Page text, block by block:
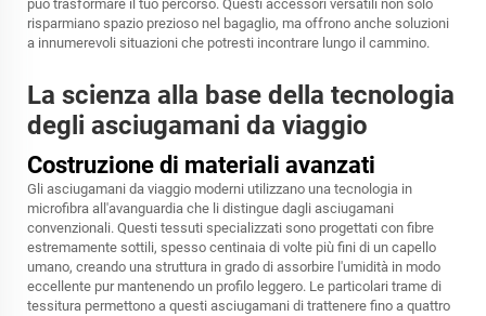
può trasformare il tuo percorso. Questi accessori versatili non solo
risparmiano spazio prezioso nel bagaglio, ma offrono anche soluzioni
a innumerevoli situazioni che potresti incontrare lungo il cammino.
La scienza alla base della tecnologia
degli asciugamani da viaggio
Costruzione di materiali avanzati
Gli asciugamani da viaggio moderni utilizzano una tecnologia in
microfibra all'avanguardia che li distingue dagli asciugamani
convenzionali. Questi tessuti specializzati sono progettati con fibre
estremamente sottili, spesso centinaia di volte più fini di un capello
umano, creando una struttura in grado di assorbire l'umidità in modo
eccellente pur mantenendo un profilo leggero. Le particolari trame di
tessitura permettono a questi asciugamani di trattenere fino a quattro